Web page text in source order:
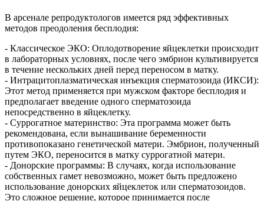
В арсенале репродуктологов имеется ряд эффективных
методов преодоления бесплодия:
- Классическое ЭКО: Оплодотворение яйцеклетки происходит
в лабораторных условиях, после чего эмбрион культивируется
в течение нескольких дней перед переносом в матку.
- Интрацитоплазматическая инъекция сперматозоида (ИКСИ):
Этот метод применяется при мужском факторе бесплодия и
предполагает введение одного сперматозоида
непосредственно в яйцеклетку.
- Суррогатное материнство: Эта программа может быть
рекомендована, если вынашивание беременности
противопоказано генетической матери. Эмбрион, полученный
путем ЭКО, переносится в матку суррогатной матери.
- Донорские программы: В случаях, когда использование
собственных гамет невозможно, может быть предложено
использование донорских яйцеклеток или сперматозоидов.
Это сложное решение, которое принимается после